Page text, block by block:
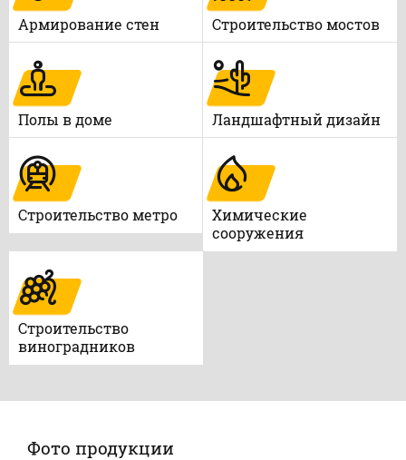
Армирование стен Строительство мостов
Полы в доме Ландшафтный дизайн
Строительство метро
Химические
сооружения
Строительство
виноградников
Фото продукции